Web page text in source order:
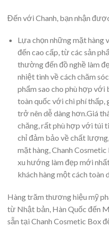
Đến với Chanh, bạn nhận
Lựa chọn những mặt hàng
đến cao cấp, từ các sản
thường đến đồ nghề làm
nhiệt tình về cách chăm
phẩm sao cho phù hợp với
toàn quốc với chi phí thấp,
trở nên dễ dàng hơn.Giá
chăng, rất phù hợp với túi
chỉ đảm bảo về chất
mặt hàng, Chanh
xu hướng làm đẹp mới
khách hàng một cách toàn
Hàng trăm thương hiệu mỹ
từ Nhật bản, Hàn Quốc đến
sẵn tại Chanh Cosmetic Box